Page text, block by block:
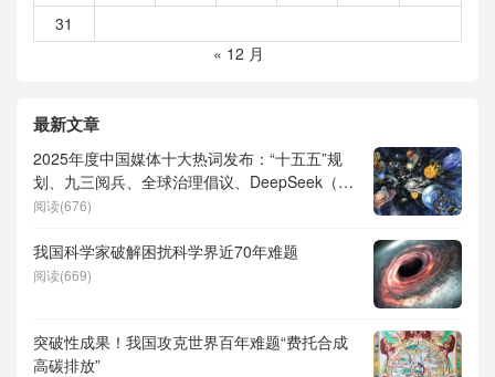
31
« 12 月
最新文章
2025年度中国媒体十大热词发布：“十五五”规
划、九三阅兵、全球治理倡议、DeepSeek（深
度求索）、人形机器人、苏超、票根经济、育
阅读(676)
我国科学家破解困扰科学界近70年难题
阅读(669)
突破性成果！我国攻克世界百年难题“费托合成
高碳排放”